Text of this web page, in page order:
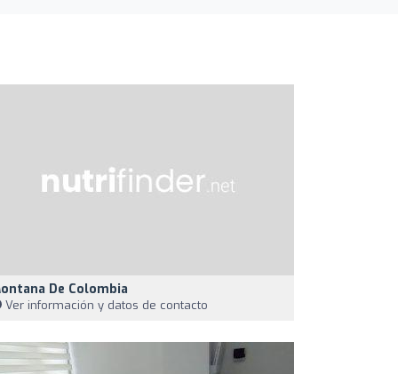
De Colombia
Ver información y datos de contacto